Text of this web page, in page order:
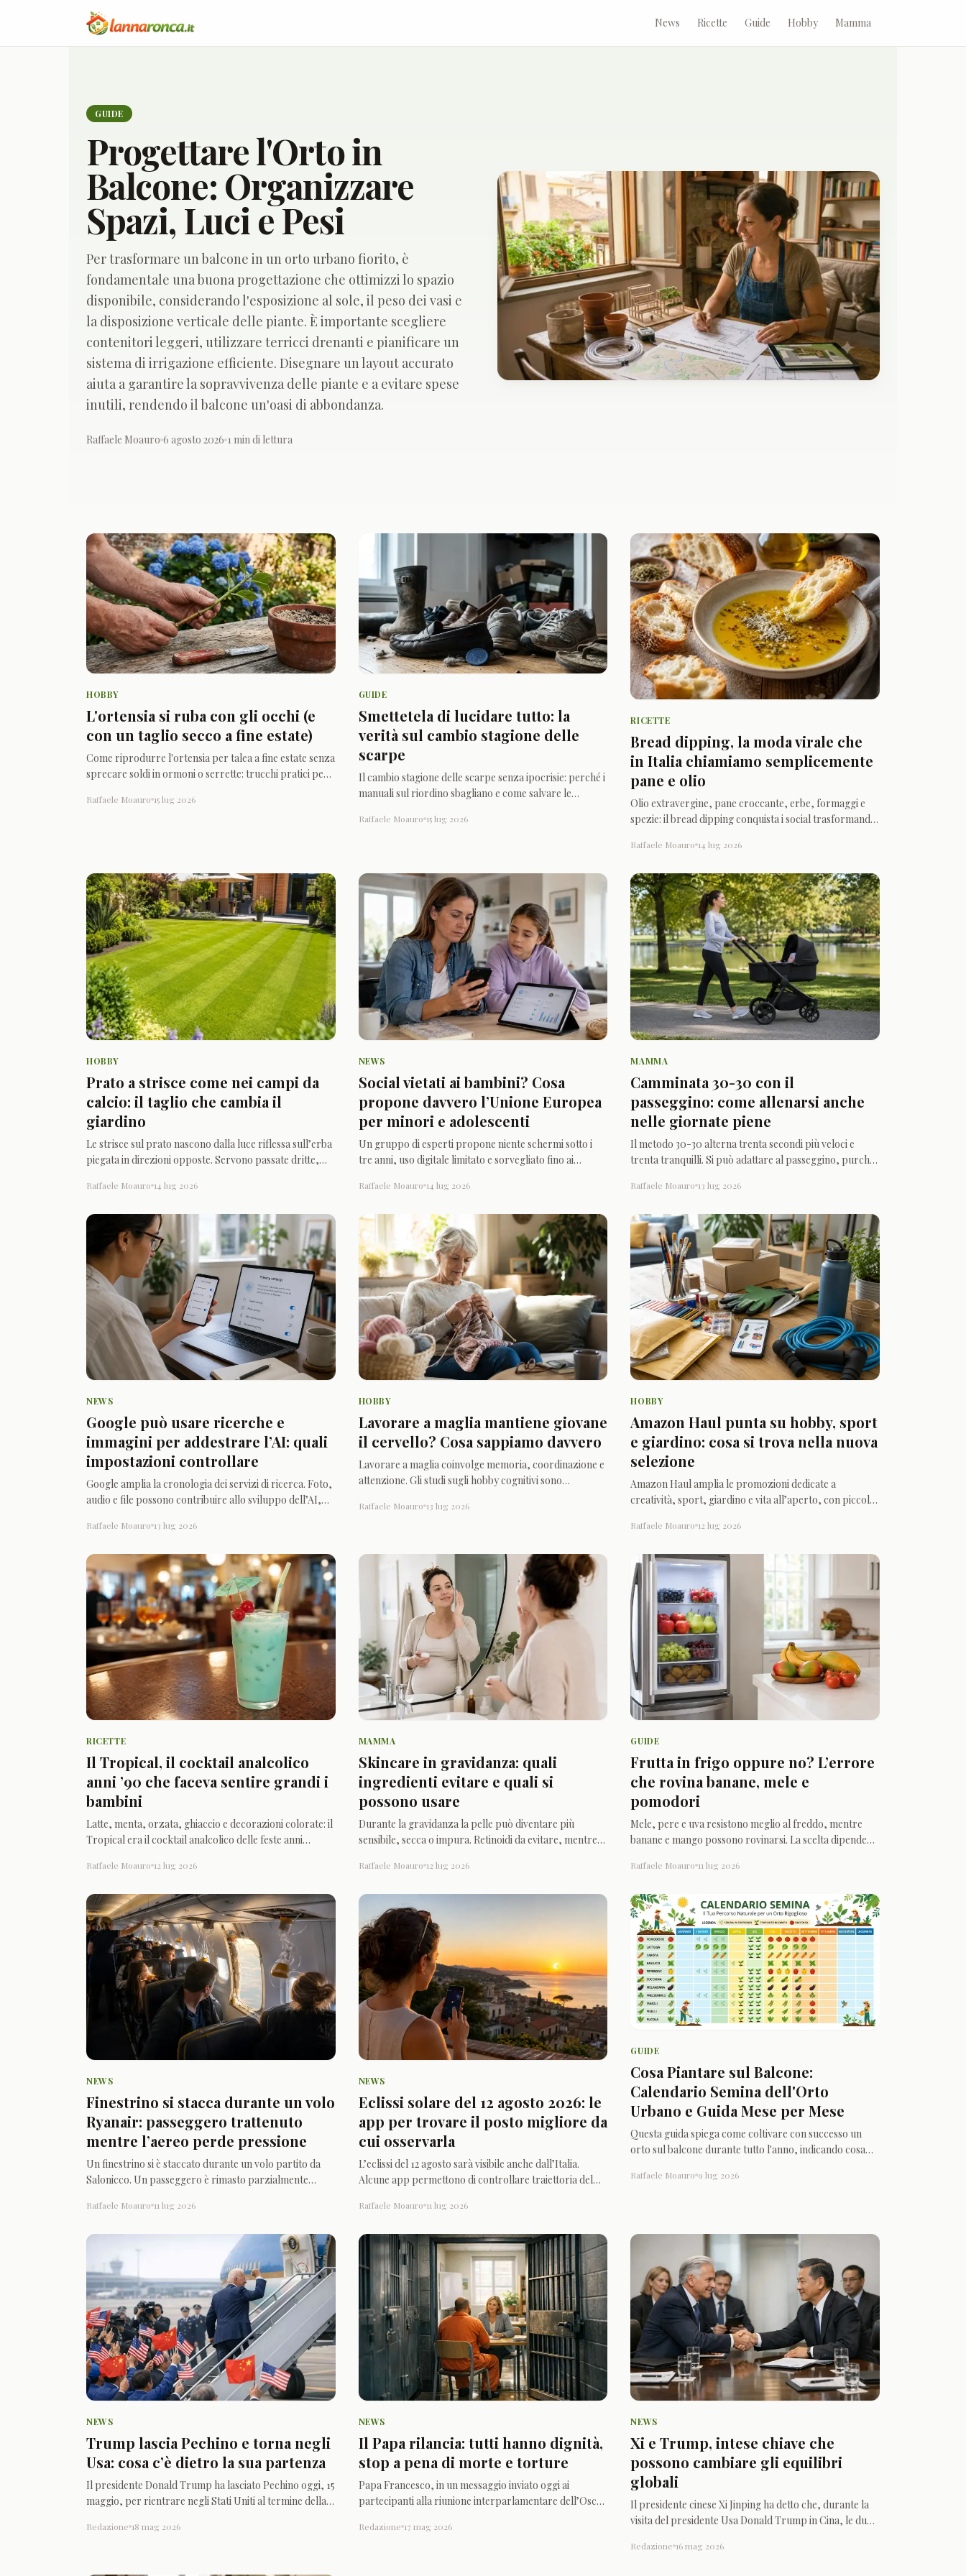
News Ricette Guide Hobby Mamma
GUIDE
Progettare l'Orto in
Balcone: Organizzare
Spazi, Luci e Pesi
Per trasformare un balcone in un orto urbano fiorito, è
fondamentale una buona progettazione che ottimizzi lo spazio
disponibile, considerando l'esposizione al sole, il peso dei vasi e
la disposizione verticale delle piante. È importante scegliere
contenitori leggeri, utilizzare terricci drenanti e pianificare un
sistema di irrigazione efficiente. Disegnare un layout accurato
aiuta a garantire la sopravvivenza delle piante e a evitare spese
inutili, rendendo il balcone un'oasi di abbondanza.
Raffaele Moauro 6 agosto 2026 1 min di lettura
HOBBY
L'ortensia si ruba con gli occhi (e
con un taglio secco a fine estate)
Come riprodurre l'ortensia per talea a fine estate senza
sprecare soldi in ormoni o serrette: trucchi pratici per
Raffaele Moauro 15 lug 2026
GUIDE
Smettetela di lucidare tutto: la
verità sul cambio stagione delle
scarpe
Il cambio stagione delle scarpe senza ipocrisie: perché i
manuali sul riordino sbagliano e come salvare le
Raffaele Moauro 15 lug 2026
RICETTE
Bread dipping, la moda virale che
in Italia chiamiamo semplicemente
pane e olio
Olio extravergine, pane croccante, erbe, formaggi e
spezie: il bread dipping conquista i social trasformando
scenografico e condiviso.
Raffaele Moauro 14 lug 2026
HOBBY
Prato a strisce come nei campi da
calcio: il taglio che cambia il
giardino
Le strisce sul prato nascono dalla luce riflessa sull’erba
piegata in direzioni opposte. Servono passate dritte,
dotato di rullo.
Raffaele Moauro 14 lug 2026
NEWS
Social vietati ai bambini? Cosa
propone davvero l’Unione Europea
per minori e adolescenti
Un gruppo di esperti propone niente schermi sotto i
tre anni, uso digitale limitato e sorvegliato fino ai
sulle piattaforme.
Raffaele Moauro 14 lug 2026
MAMMA
Camminata 30-30 con il
passeggino: come allenarsi anche
nelle giornate piene
Il metodo 30-30 alterna trenta secondi più veloci e
trenta tranquilli. Si può adattare al passeggino, purché
Raffaele Moauro 13 lug 2026
NEWS
Google può usare ricerche e
immagini per addestrare l’AI: quali
impostazioni controllare
Google amplia la cronologia dei servizi di ricerca. Foto,
audio e file possono contribuire allo sviluppo dell’AI,
Raffaele Moauro 13 lug 2026
HOBBY
Lavorare a maglia mantiene giovane
il cervello? Cosa sappiamo davvero
Lavorare a maglia coinvolge memoria, coordinazione e
attenzione. Gli studi sugli hobby cognitivi sono
la demenza.
Raffaele Moauro 13 lug 2026
HOBBY
Amazon Haul punta su hobby, sport
e giardino: cosa si trova nella nuova
selezione
Amazon Haul amplia le promozioni dedicate a
creatività, sport, giardino e vita all’aperto, con piccoli
Amazon tradizionali.
Raffaele Moauro 12 lug 2026
RICETTE
Il Tropical, il cocktail analcolico
anni ’90 che faceva sentire grandi i
bambini
Latte, menta, orzata, ghiaccio e decorazioni colorate: il
Tropical era il cocktail analcolico delle feste anni
Raffaele Moauro 12 lug 2026
MAMMA
Skincare in gravidanza: quali
ingredienti evitare e quali si
possono usare
Durante la gravidanza la pelle può diventare più
sensibile, secca o impura. Retinoidi da evitare, mentre
possibili.
Raffaele Moauro 12 lug 2026
GUIDE
Frutta in frigo oppure no? L’errore
che rovina banane, mele e
pomodori
Mele, pere e uva resistono meglio al freddo, mentre
banane e mango possono rovinarsi. La scelta dipende
Raffaele Moauro 11 lug 2026
NEWS
Finestrino si stacca durante un volo
Ryanair: passeggero trattenuto
mentre l’aereo perde pressione
Un finestrino si è staccato durante un volo partito da
Salonicco. Un passeggero è rimasto parzialmente
d’emergenza in Grecia.
Raffaele Moauro 11 lug 2026
NEWS
Eclissi solare del 12 agosto 2026: le
app per trovare il posto migliore da
cui osservarla
L’eclissi del 12 agosto sarà visibile anche dall’Italia.
Alcune app permettono di controllare traiettoria del
Raffaele Moauro 11 lug 2026
GUIDE
Cosa Piantare sul Balcone:
Calendario Semina dell'Orto
Urbano e Guida Mese per Mese
Questa guida spiega come coltivare con successo un
orto sul balcone durante tutto l'anno, indicando cosa
esposizione, vasi e terriccio
Raffaele Moauro 9 lug 2026
NEWS
Trump lascia Pechino e torna negli
Usa: cosa c’è dietro la sua partenza
Il presidente Donald Trump ha lasciato Pechino oggi, 15
maggio, per rientrare negli Stati Uniti al termine della
decollato pochi minuti fa dall’aeroporto internazionale
Redazione 18 mag 2026
NEWS
Il Papa rilancia: tutti hanno dignità,
stop a pena di morte e torture
Papa Francesco, in un messaggio inviato oggi ai
partecipanti alla riunione interparlamentare dell’Osce
considera decisivo: anche chi ha commesso crimini
Redazione 17 mag 2026
NEWS
Xi e Trump, intese chiave che
possono cambiare gli equilibri
globali
Il presidente cinese Xi Jinping ha detto che, durante la
visita del presidente Usa Donald Trump in Cina, le due
legami economici e cooperazione pratica, oltre a un
Redazione 16 mag 2026